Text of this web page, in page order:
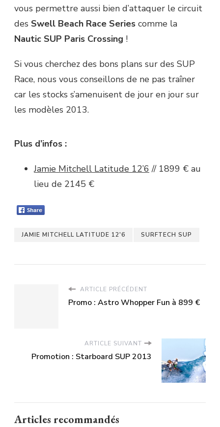
vous permettre aussi bien d’attaquer le circuit
des Swell Beach Race Series comme la
Nautic SUP Paris Crossing !
Si vous cherchez des bons plans sur des SUP
Race, nous vous conseillons de ne pas traîner
car les stocks s’amenuisent de jour en jour sur
les modèles 2013.
Plus d’infos :
Jamie Mitchell Latitude 12’6 // 1899 € au
lieu de 2145 €
JAMIE MITCHELL LATITUDE 12'6 SURFTECH SUP
ARTICLE PRÉCÉDENT
Promo : Astro Whopper Fun à 899 €
ARTICLE SUIVANT
Promotion : Starboard SUP 2013
Articles recommandés